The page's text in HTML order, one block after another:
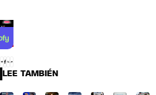
LEE TAMBIÉN